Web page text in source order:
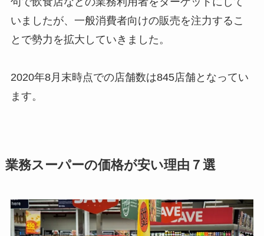
いましたが、一般消費者向けの販売を注力するこ
とで勢力を拡大していきました。
2020年8月末時点での店舗数は845店舗となってい
ます。
業務スーパーの価格が安い理由７選